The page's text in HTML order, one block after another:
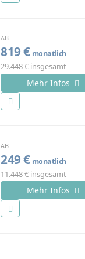
AB
819 € monatlich
29.448 € insgesamt
Mehr Infos
AB
249 € monatlich
11.448 € insgesamt
Mehr Infos